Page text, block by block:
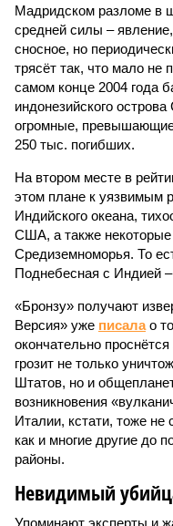
Мадридском разломе в
средней силы –
сносное, но
трясёт так, что мало не
самом конце 2004 года
индонезийского
огромные,
250 тыс. погибших.
На втором месте в
этом плане к уязвимым
Индийского океана,
США, а также некоторые
Средиземноморья. То
Поднебесная с Индией
«Бронзу» получают
Версия» уже писалао
окончательно
грозит не только
Штатов, но и
возникновения
Италии, кстати, тоже не
как и многие другие до
районы.
Невидимый
Упоминают эксперты и